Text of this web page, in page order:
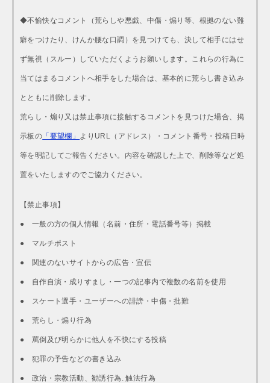
◆不愉快なコメント（荒らしや悪戯、中傷・煽り等、根拠のない難
癖をつけたり、けんか腰な口調）を見つけても、決して相手にはせ
ず無視（スルー）していただくようお願いします。これらの行為に
当てはまるコメントへ相手をした場合は、基本的に荒らし書き込み
とともに削除します。
荒らし・煽り又は禁止事項に接触するコメントを見つけた場合、掲
示板の 「要望欄」 よりURL（アドレス）・コメント番号・投稿日時
等を明記してご報告ください。内容を確認した上で、削除等など処
置をいたしますのでご協力ください。
【禁止事項】
● 一般の方の個人情報（名前・住所・電話番号等）掲載
● マルチポスト
● 関連のないサイトからの広告・宣伝
● 自作自演・成りすまし・一つの記事内で複数の名前を使用
● スケート選手・ユーザーへの誹謗・中傷・批難
● 荒らし・煽り行為
● 罵倒及び明らかに他人を不快にする投稿
● 犯罪の予告などの書き込み
● 政治・宗教活動、勧誘行為. 触法行為